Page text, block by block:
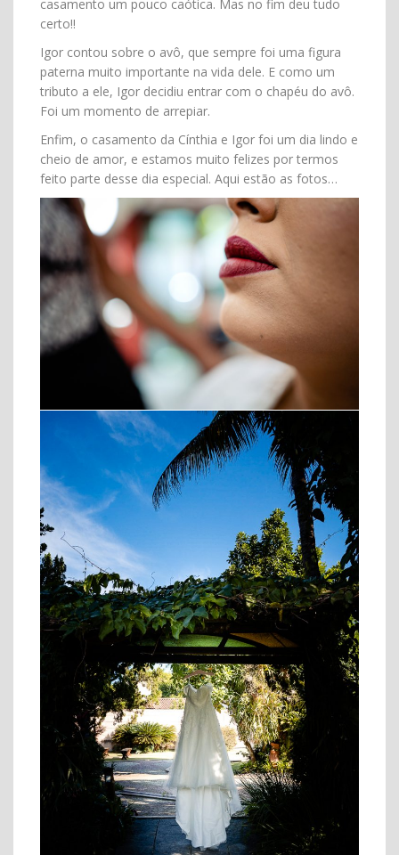
casamento um pouco caótica. Mas no fim deu tudo
certo!!
Igor contou sobre o avô, que sempre foi uma figura
paterna muito importante na vida dele. E como um
tributo a ele, Igor decidiu entrar com o chapéu do avô.
Foi um momento de arrepiar.
Enfim, o casamento da Cínthia e Igor foi um dia lindo e
cheio de amor, e estamos muito felizes por termos
feito parte desse dia especial. Aqui estão as fotos…